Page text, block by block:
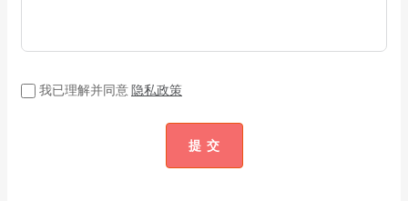
我已理解并同意隐私政策
提 交